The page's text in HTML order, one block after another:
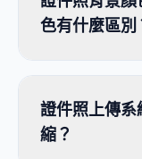
色有什麼區別
證件照上傳系
縮？